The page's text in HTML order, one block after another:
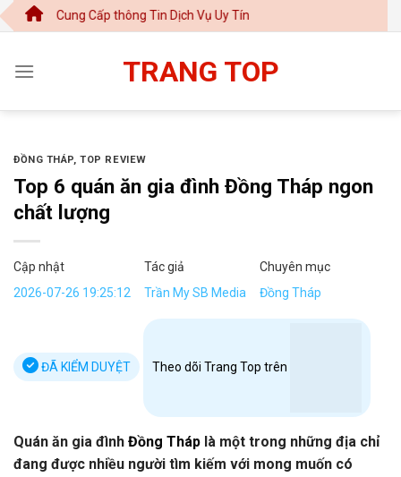
Chuyển
đến
dung
Cấp thông Tin Dịch Vụ Uy Tín
TRANG TOP
ĐỒNG THÁP,TOP REVIEW
Top 6 quán ăn gia đình Đồng Tháp ngon
chất lượng
Cập nhật
2026-07-26 19:25:12
Tác giả
Trần My SB Media
Chuyên mục
Đồng Tháp
ĐÃ KIỂM DUYỆT Theo dõi Trang Top trên
Quán ăn gia đình Đồng Tháp là một trong những địa chỉ
đang được nhiều người tìm kiếm với mong muốn có